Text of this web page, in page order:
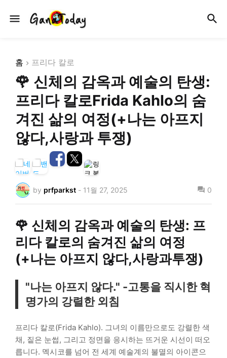
홈 프리다 칼로
🌹 신체의 감옥과 예술의 탄생:
프리다 칼로Frida Kahlo의 숨
겨진 삶의 여정(+나는 아프지
않다,사랑과 투쟁)
by prfparkst - 11월 27, 2025 0
🌹 신체의 감옥과 예술의 탄생: 프
리다 칼로의 숨겨진 삶의 여정
(+나는 아프지 않다,사랑과투쟁)
"나는 아프지 않다." -고통을 직시한 혁
명가의 강렬한 외침
프리다 칼로(Frida Kahlo). 그녀의 이름만으로도 강렬한 색
채, 짙은 눈썹, 그리고 정면을 응시하는 뜨거운 시선이 떠오
릅니다. 멕시코를 넘어 전 세계 예술계의 불멸의 아이콘으